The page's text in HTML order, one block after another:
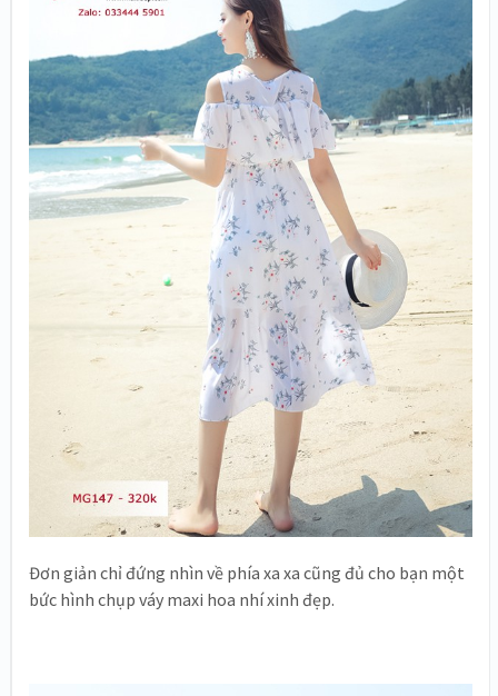
Đơn giản chỉ đứng nhìn về phía xa xa cũng đủ cho bạn một
bức hình chụp váy maxi hoa nhí xinh đẹp.